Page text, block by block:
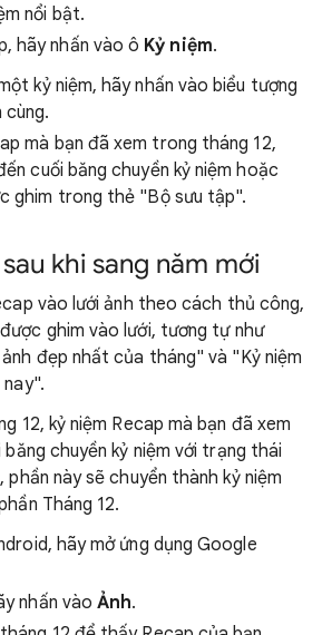
nổi bật.
hãy nhấn vào ô Kỷ niệm.
kỷ niệm, hãy nhấn vào biểu tượng
mà bạn đã xem trong tháng 12,
cuối băng chuyền kỷ niệm hoặc
ghim trong thẻ "Bộ sưu tập".
khi sang năm mới
vào lưới ảnh theo cách thủ công,
ghim vào lưới, tương tự như
đẹp nhất của tháng" và "Kỷ niệm
12, kỷ niệm Recap mà bạn đã xem
băng chuyền kỷ niệm với trạng thái
phần này sẽ chuyển thành kỷ niệm
Tháng 12.
hãy mở ứng dụng Google
nhấn vàoẢnh.